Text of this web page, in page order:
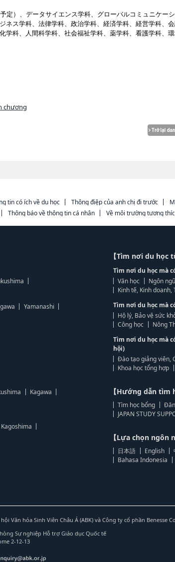
定）、データサイエンス学科、グローバルコミュニケーシ
ネス学科、法律学科、政治学科、経済学科、経営学科、
学科、人間科学科、社会福祉学科、薬学科、看護学科、
chương
tin có ích về du học Thông điệp của anh chị đi trước
Thông báo về thông tin cá nhân Về môi trường tương
Yamanashi
Kagawa
Kagoshima
【Tìm nơi du học
Tìm nơi du học mà
Văn học
Ngôn
Kinh tế, Kinh doanh,
Tìm nơi du học mà
Hộ lý, Bảo vệ sức
Công học
Nông
Tìm nơi du học mà
hội)
Đào tạo giảng viên,
Khoa học tổng hợp
【Hướng dẫn tìm
Tìm học bổng
JAPAN STUDY
【Lựa chọn ngôn
日本語 English
Bahasa Indonesia
Văn hóa Sinh Viên Châu Á (ABK) và Công ty cổ phần Benesse
Sự nghiệp Hỗ trợ Giáo dục Quốc tế
2-12-13